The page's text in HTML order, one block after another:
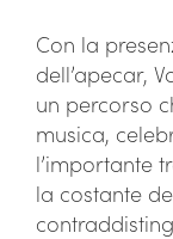
Con la
dell’apecar,
un percorso
musica,
l’importante
la costante